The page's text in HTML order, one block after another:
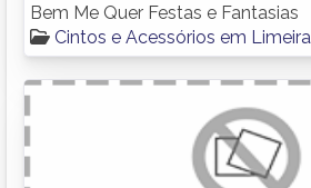
Bem Me Quer Festas e Fantasias
Cintos e Acessórios em Limeira